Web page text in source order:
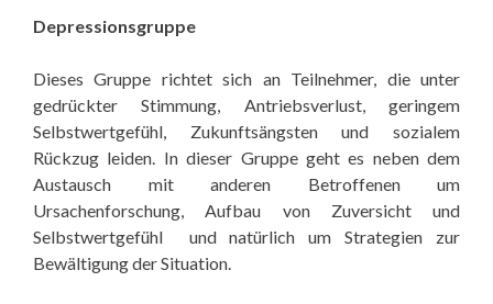
Depressionsgruppe
Dieses Gruppe richtet sich an Teilnehmer, die unter
gedrückter Stimmung, Antriebsverlust, geringem
Selbstwertgefühl, Zukunftsängsten und sozialem
Rückzug leiden. In dieser Gruppe geht es neben dem
Austausch mit anderen Betroffenen um
Ursachenforschung, Aufbau von Zuversicht und
Selbstwertgefühl und natürlich um Strategien zur
Bewältigung der Situation.